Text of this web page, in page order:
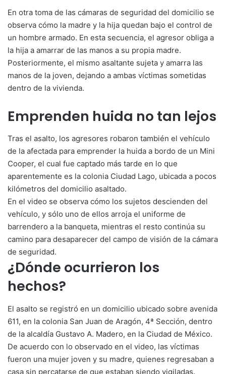
En otra toma de las cámaras de seguridad del domicilio se
observa cómo la madre y la hija quedan bajo el control de
un hombre armado. En esta secuencia, el agresor obliga a
la hija a amarrar de las manos a su propia madre.
Posteriormente, el mismo asaltante sujeta y amarra las
manos de la joven, dejando a ambas víctimas sometidas
dentro de la vivienda.
Emprenden huida no tan lejos
Tras el asalto, los agresores robaron también el vehículo
de la afectada para emprender la huida a bordo de un Mini
Cooper, el cual fue captado más tarde en lo que
aparentemente es la colonia Ciudad Lago, ubicada a pocos
kilómetros del domicilio asaltado.
En el video se observa cómo los sujetos descienden del
vehículo, y sólo uno de ellos arroja el uniforme de
barrendero a la banqueta, mientras el resto continúa su
camino para desaparecer del campo de visión de la cámara
de seguridad.
¿Dónde ocurrieron los
hechos?
El asalto se registró en un domicilio ubicado sobre avenida
611, en la colonia San Juan de Aragón, 4ª Sección, dentro
de la alcaldía Gustavo A. Madero, en la Ciudad de México.
De acuerdo con lo observado en el video, las víctimas
fueron una mujer joven y su madre, quienes regresaban a
casa sin percatarse de que estaban siendo vigiladas.